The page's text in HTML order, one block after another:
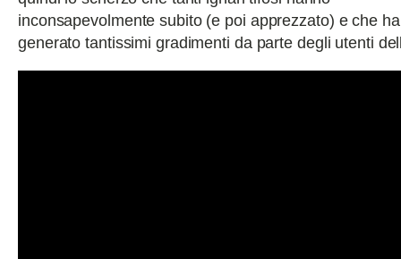
inconsapevolmente subito (e poi apprezzato) e che ha
generato tantissimi gradimenti da parte degli utenti